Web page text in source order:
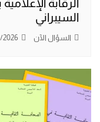
الرقابة
السيبراني
السؤال الآن 2026